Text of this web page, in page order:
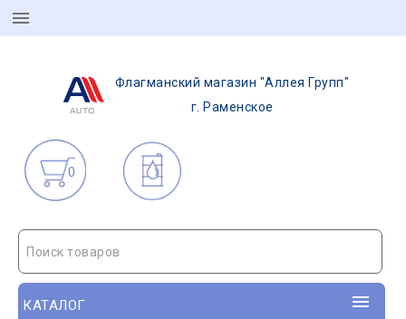
Флагманский магазин "Аллея Групп"
г. Раменское
0
Поиск товаров
КАТАЛОГ